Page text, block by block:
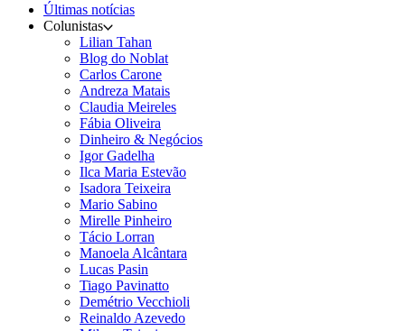
Últimas notícias
Colunistas
Lilian Tahan
Blog do Noblat
Carlos Carone
Andreza Matais
Claudia Meireles
Fábia Oliveira
Dinheiro & Negócios
Igor Gadelha
Ilca Maria Estevão
Isadora Teixeira
Mario Sabino
Mirelle Pinheiro
Tácio Lorran
Manoela Alcântara
Lucas Pasin
Tiago Pavinatto
Demétrio Vecchioli
Reinaldo Azevedo